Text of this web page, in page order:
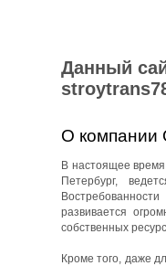
Данный
О
В настоящее время
Петербург,
развивается
собственных
Кроме того, даже